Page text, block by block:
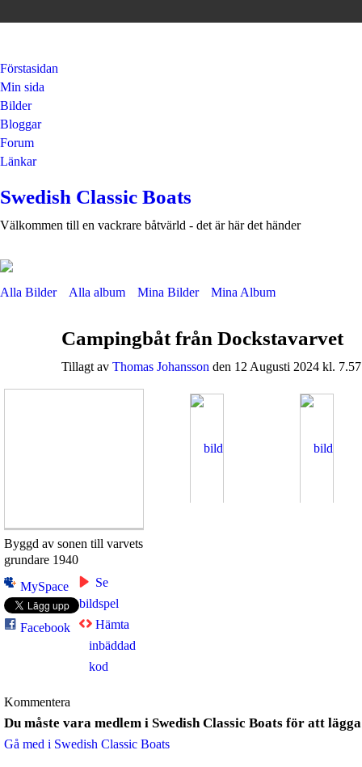
Förstasidan
Min sida
Bilder
Bloggar
Forum
Länkar
Swedish Classic Boats
Välkommen till en vackrare båtvärld - det är här det händer
Alla Bilder Alla album Mina Bilder Mina Album
Campingbåt från Dockstavarvet
Tillagt av Thomas Johansson den 12 Augusti 2024 kl. 7.57
Byggd av sonen till varvets
grundare 1940
MySpace
Facebook
Se
bildspel
Hämta
inbäddad
kod
Kommentera
Du måste vara medlem i Swedish Classic Boats för att
Gå med i Swedish Classic Boats